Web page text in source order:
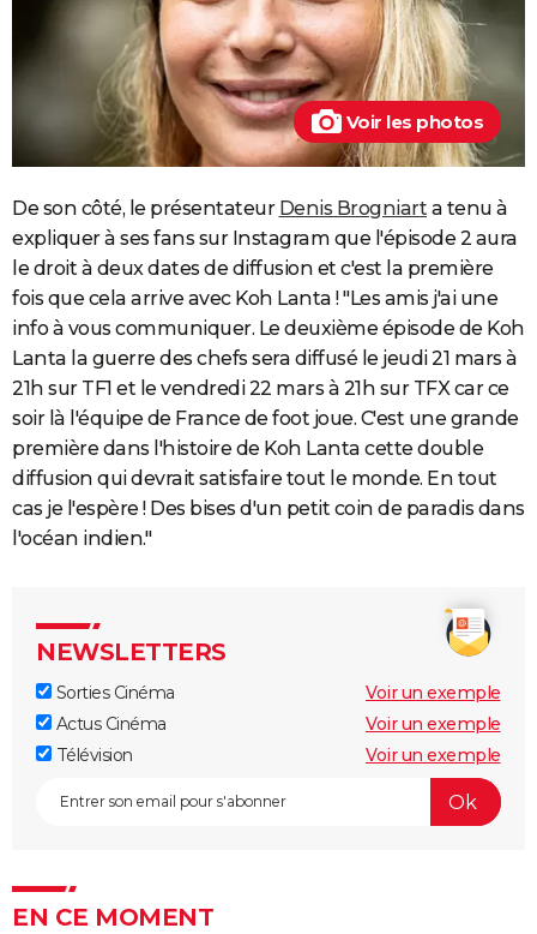
Voir les photos
De son côté, le présentateur Denis Brogniart a tenu à
expliquer à ses fans sur Instagram que l'épisode 2 aura
le droit à deux dates de diffusion et c'est la première
fois que cela arrive avec Koh Lanta ! "Les amis j'ai une
info à vous communiquer. Le deuxième épisode de Koh
Lanta la guerre des chefs sera diffusé le jeudi 21 mars à
21h sur TF1 et le vendredi 22 mars à 21h sur TFX car ce
soir là l'équipe de France de foot joue. C'est une grande
première dans l'histoire de Koh Lanta cette double
diffusion qui devrait satisfaire tout le monde. En tout
cas je l'espère ! Des bises d'un petit coin de paradis dans
l'océan indien."
NEWSLETTERS
Sorties Cinéma
Voir un exemple
Actus Cinéma
Voir un exemple
Télévision
Voir un exemple
EN CE MOMENT